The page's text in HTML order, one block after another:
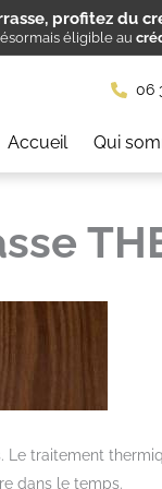
profitez du
éligible au
Accueil Qui
06
traitement
dans le temps.